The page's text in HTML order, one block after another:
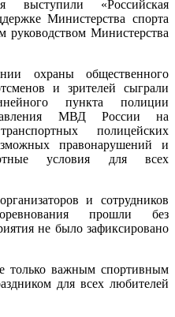
выступили «Российская
Министерства спорта
Министерства
охраны общественного
и зрителей сыграли
пункта полиции
МВД России на
полицейских
правонарушений и
условия для всех
и сотрудников
прошли без
не было зафиксировано
только важным спортивным
для всех любителей